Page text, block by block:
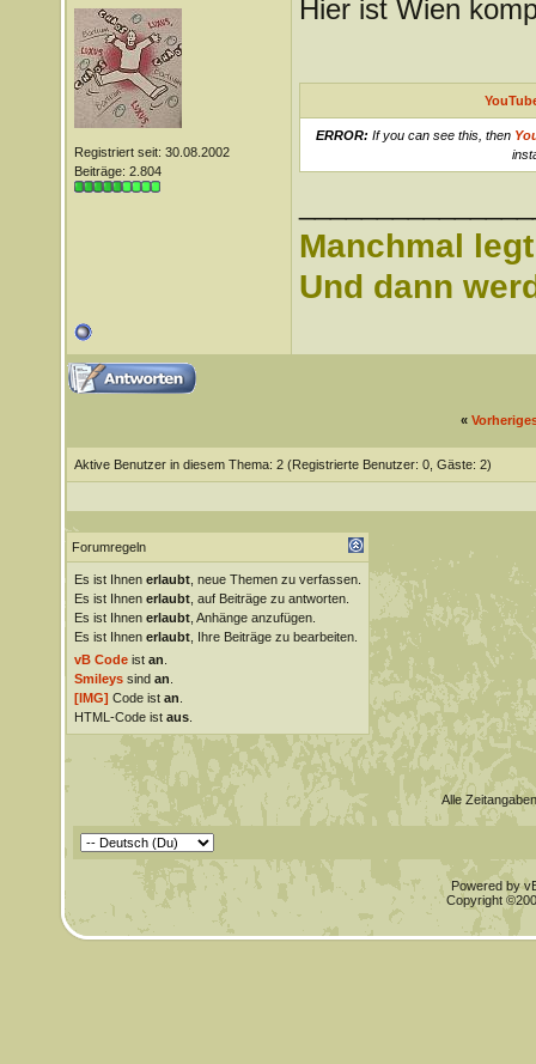
Registriert seit: 30.08.2002
Beiträge: 2.804
Hier ist Wien
ERROR: If you can see this, then
Manchmal
Und dann
«
Aktive Benutzer in diesem Thema: 2 (Registrierte Benutzer: 0, Gäste: 2)
Forumregeln
Es ist Ihnen erlaubt, neue Themen zu verfassen.
Es ist Ihnen erlaubt, auf Beiträge zu antworten.
Es ist Ihnen erlaubt, Anhänge anzufügen.
Es ist Ihnen erlaubt, Ihre Beiträge zu bearbeiten.
vB Codeist an
Smileyssind an
[IMG] Code ist an
HTML-Code ist aus.
Alle
Powered by
Copyright